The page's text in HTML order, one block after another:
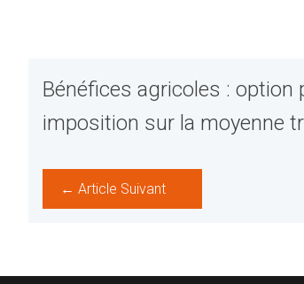
Bénéfices agricoles : option
imposition sur la moyenne
← Article Suivant